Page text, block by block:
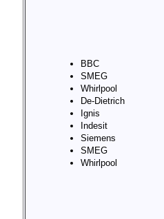
BBC
SMEG
Whirlpool
De-Dietrich
Ignis
Indesit
Siemens
SMEG
Whirlpool